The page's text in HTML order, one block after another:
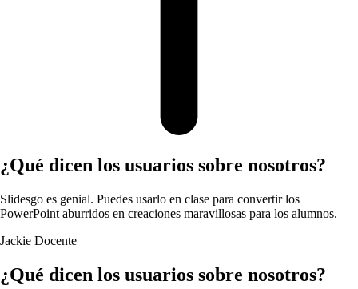
¿Qué dicen los usuarios sobre nosotros?
Slidesgo es genial. Puedes usarlo en clase para convertir los
PowerPoint aburridos en creaciones maravillosas para los alumnos.
Jackie Docente
¿Qué dicen los usuarios sobre nosotros?